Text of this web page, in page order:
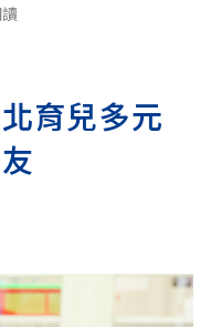
育兒多元